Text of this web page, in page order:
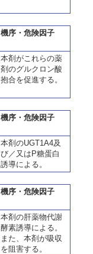
機序・危険因子
本剤がこれらの薬
剤のグルクロン酸
抱合を促進する。
機序・危険因子
本剤のUGT1A4及
び／又はP糖蛋白
誘導による。
機序・危険因子
本剤の肝薬物代謝
酵素誘導による。
また、本剤が吸収
を阻害する。